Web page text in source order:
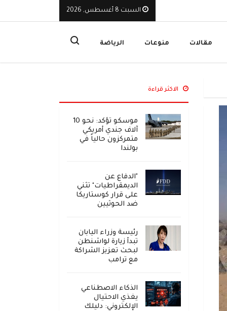
تراخيص ثلاث منشآت صرافة ويأمر بإغلاق مقراتها
السبت 8 أغسطس, 2026
مقالات منوعات الرياضة
الاكثر قراءة
موسكو تؤكد: نحو 10
آلاف جندي أمريكي
متمركزون حالياً في
بولندا
"الدفاع عن
الديمقراطيات" تثني
على قرار كوستاريكا
ضد الحوثيين
رئيسة وزراء اليابان
تبدأ زيارة لواشنطن
لبحث تعزيز الشراكة
مع ترامب
الذكاء الاصطناعي
يغذي الاحتيال
الإلكتروني: دليلك